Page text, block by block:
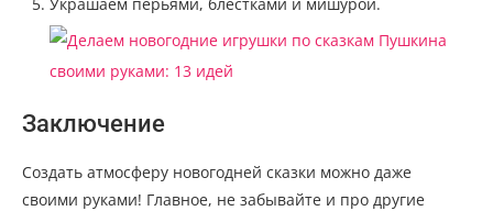
Заключение
Создать атмосферу новогодней сказки можно даже
своими руками! Главное, не забывайте и про другие